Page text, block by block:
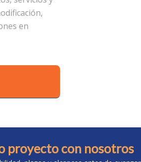
proyecto con nosotros
en